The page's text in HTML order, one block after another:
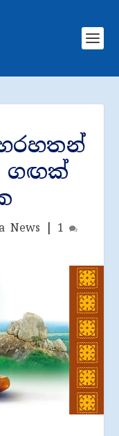
ගඟක්
News 1